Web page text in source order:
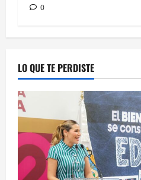
0
LO QUE TE PERDISTE